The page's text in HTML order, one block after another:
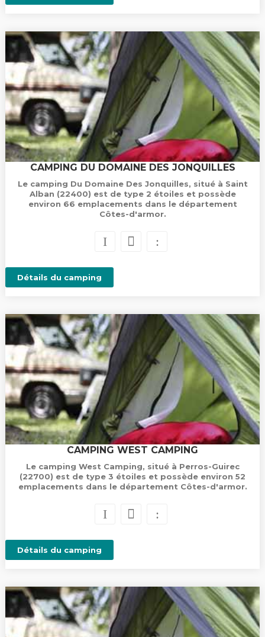
CAMPING DU DOMAINE DES JONQUILLES
Le camping Du Domaine Des Jonquilles, situé à Saint
Alban (22400) est de type 2 étoiles et possède
environ 66 emplacements dans le département
Côtes-d'armor.
Détails du camping
CAMPING WEST CAMPING
Le camping West Camping, situé à Perros-Guirec
(22700) est de type 3 étoiles et possède environ 52
emplacements dans le département Côtes-d'armor.
Détails du camping